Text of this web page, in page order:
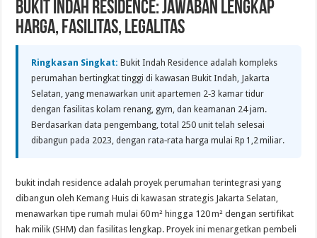
Bukit Indah Residence: Jawaban Lengkap
Harga, Fasilitas, Legalitas
Ringkasan Singkat: Bukit Indah Residence adalah kompleks
perumahan bertingkat tinggi di kawasan Bukit Indah, Jakarta
Selatan, yang menawarkan unit apartemen 2‑3 kamar tidur
dengan fasilitas kolam renang, gym, dan keamanan 24 jam.
Berdasarkan data pengembang, total 250 unit telah selesai
dibangun pada 2023, dengan rata‑rata harga mulai Rp 1,2 miliar.
bukit indah residence adalah proyek perumahan terintegrasi yang
dibangun oleh Kemang Huis di kawasan strategis Jakarta Selatan,
menawarkan tipe rumah mulai 60 m² hingga 120 m² dengan sertifikat
hak milik (SHM) dan fasilitas lengkap. Proyek ini menargetkan pembeli